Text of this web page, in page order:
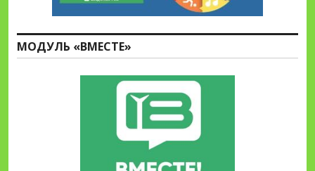
МОДУЛЬ «ВМЕСТЕ»